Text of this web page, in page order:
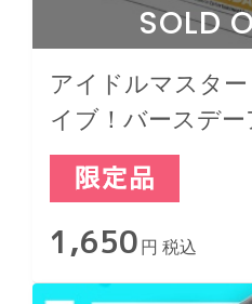
SOLD
アイドルマスタ
イブ！バースデ
ロックキーホルダ
1,650 円 税込